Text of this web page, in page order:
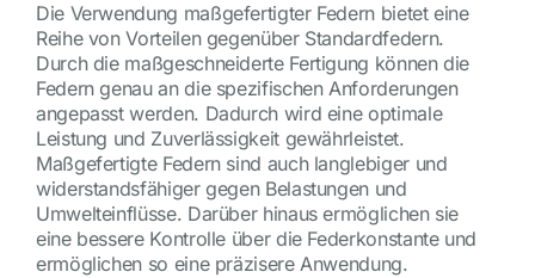
Die Verwendung maßgefertigter Federn bietet eine
Reihe von Vorteilen gegenüber Standardfedern.
Durch die maßgeschneiderte Fertigung können die
Federn genau an die spezifischen Anforderungen
angepasst werden. Dadurch wird eine optimale
Leistung und Zuverlässigkeit gewährleistet.
Maßgefertigte Federn sind auch langlebiger und
widerstandsfähiger gegen Belastungen und
Umwelteinflüsse. Darüber hinaus ermöglichen sie
eine bessere Kontrolle über die Federkonstante und
ermöglichen so eine präzisere Anwendung.